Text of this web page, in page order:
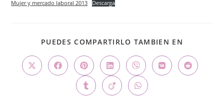
Mujer y mercado laboral 2013 Descarga
PUEDES COMPARTIRLO TAMBIEN EN